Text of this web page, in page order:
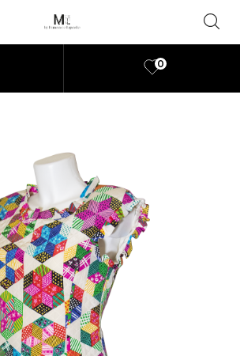
world visit Envato to buy and
sell creative assets, use smart
design templates, learn
creative skills or even hire
freelancers. With an industry-
leading marketplace paired
with an unlimited subscription
service, Envato helps creatives
like you get projects done
faster.
About Envato
0